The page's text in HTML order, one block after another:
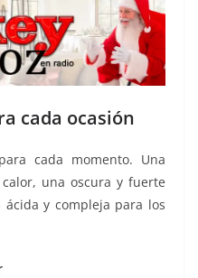
cada ocasión
cada momento. Una
una oscura y fuerte
y compleja para los